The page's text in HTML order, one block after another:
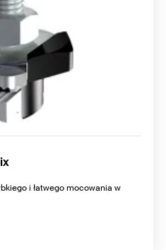
i łatwego mocowania w